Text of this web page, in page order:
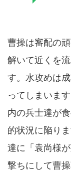
曹操は審配の
解いて近くを
す。水攻めは
ってしまいま
内の兵士達が
的状況に陥り
達に「袁尚様
撃ちにして曹